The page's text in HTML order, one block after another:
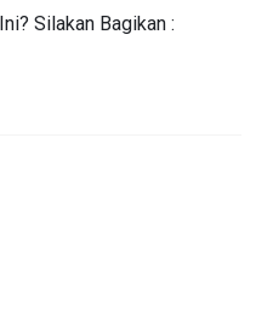
Silakan Bagikan :